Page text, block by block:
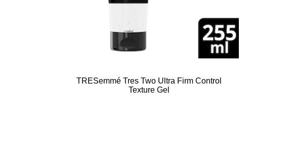
TRESemmé Tres Two Ultra Firm Control
Texture Gel